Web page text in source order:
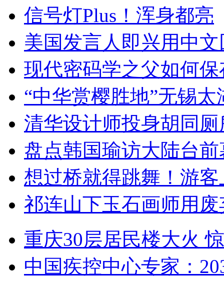
信号灯Plus！浑身都亮
美国发言人即兴用中
现代密码学之父如何
“中华赏樱胜地”无锡
清华设计师投身胡同
盘点韩国瑜访大陆台
想过桥就得跳舞！游客
祁连山下玉石画师用
重庆30层居民楼大火
中国疾控中心专家：